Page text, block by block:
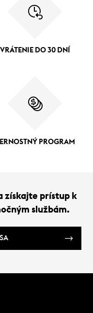
VRÁTENIE DO 30 DNÍ
PROGRAM
získajte prístup k
službám.